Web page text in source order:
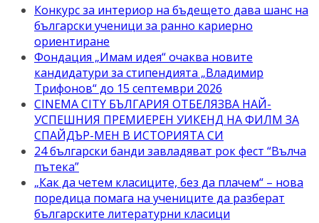
Конкурс за интериор на бъдещето дава шанс на
български ученици за ранно кариерно
ориентиране
Фондация „Имам идея“ очаква новите
кандидатури за стипендията „Владимир
Трифонов“ до 15 септември 2026
CINEMA CITY БЪЛГАРИЯ ОТБЕЛЯЗВА НАЙ-
УСПЕШНИЯ ПРЕМИЕРЕН УИКЕНД НА ФИЛМ ЗА
СПАЙДЪР-МЕН В ИСТОРИЯТА СИ
24 български банди завладяват рок фест “Вълча
пътека”
„Как да четем класиците, без да плачем“ – нова
поредица помага на учениците да разберат
българските литературни класици